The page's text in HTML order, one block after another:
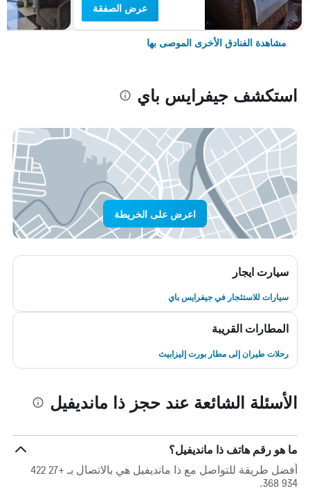
عرض الصفقة
مشاهدة الفنادق الأخرى الموصى بها
استكشف جيفرايس باي
اعرض على الخريطة
سيارت ايجار
سيارات للاستئجار في جيفرايس باي
المطارات القريبة
رحلات طيران إلى مطار بورت إليزابيث
الأسئلة الشائعة عند حجز ذا مانديفيل
ما هو رقم هاتف ذا مانديفيل؟
أفضل طريقة للتواصل مع ذا مانديفيل هي بالاتصال بـ +27 422
934 368.